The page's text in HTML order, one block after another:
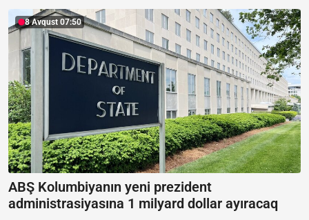
8 Avqust 07:50
ABŞ Kolumbiyanın yeni prezident
administrasiyasına 1 milyard dollar ayıracaq